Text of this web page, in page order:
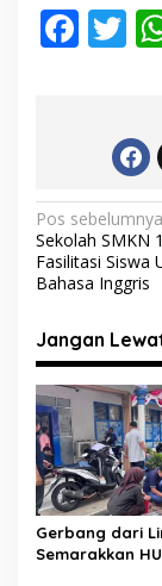
F
o
k
T
er
N
a
v
i
g
a
s
i
p
o
s
Pos sebelumnya
Sekolah SMKN
Fasilitasi Siswa
Bahasa Inggris
Jangan
Gerbang dari
Semarakkan